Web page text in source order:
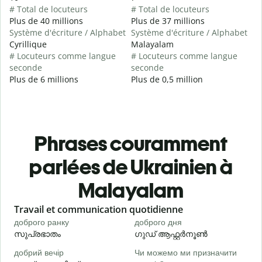
# Total de locuteurs
Plus de 40 millions
Système d'écriture / Alphabet
Cyrillique
# Locuteurs comme langue
seconde
Plus de 6 millions
# Total de locuteurs
Plus de 37 millions
Système d'écriture / Alphabet
Malayalam
# Locuteurs comme langue
seconde
Plus de 0,5 million
Phrases couramment
parlées de Ukrainien à
Malayalam
Slide 1 of 6
Travail et communication quotidienne
доброго ранку
സുപ്രഭാതം
доброго дня
ഗുഡ് ആഫ്റ്റർനൂൺ
добрий вечір
Чи можемо ми призначити